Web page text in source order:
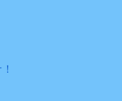
が“まんまジャニーズ”とフ